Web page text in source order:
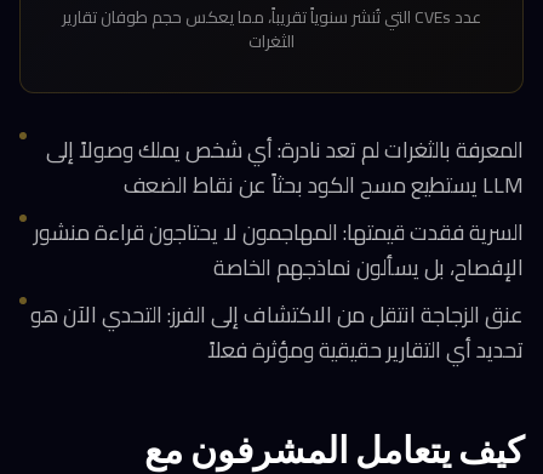
عدد CVEs التي تُنشر سنوياً تقريباً، مما يعكس حجم طوفان تقارير
الثغرات
المعرفة بالثغرات لم تعد نادرة: أي شخص يملك وصولاً إلى
LLM يستطيع مسح الكود بحثاً عن نقاط الضعف
السرية فقدت قيمتها: المهاجمون لا يحتاجون قراءة منشور
الإفصاح، بل يسألون نماذجهم الخاصة
عنق الزجاجة انتقل من الاكتشاف إلى الفرز: التحدي الآن هو
تحديد أي التقارير حقيقية ومؤثرة فعلاً
كيف يتعامل المشرفون مع